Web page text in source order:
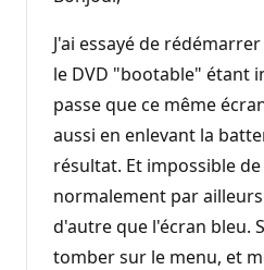
J'ai essayé de
le DVD "bootable" étant
passe que ce même
aussi en enlevant la
résultat. Et impossible
normalement par
d'autre que l'écran bleu.
tomber sur le menu, et